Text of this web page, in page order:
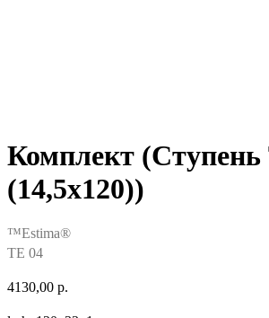
Комплект (Ступень
(14,5x120))
™Estima®
TE 04
4130,00 р.